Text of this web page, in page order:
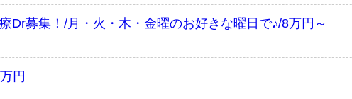
Dr募集！/月・火・木・金曜のお好きな曜日で♪/8万円～
円